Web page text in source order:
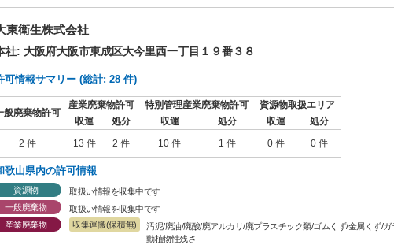
東衛生株式会社
社: 大阪府大阪市東成区大今里西一丁目１９番３８
可情報サマリー (総計: 28 件)
般廃棄物許可
産業廃棄物許可 特別管理産業廃棄物許可
資源物取扱エリア
収運
処分 収運 処分 収運
処分
2 件
13 件 2 件 10 件 1 件 0 件 0 件
歌山県内の許可情報
資源物
取扱い情報を収集中です
一般廃棄物
取扱い情報を収集中です
産業廃棄物
収集運搬(保積無)
汚泥/廃油/廃酸/廃アルカリ/廃プラスチック類/ゴムくず/金属くず/
動植物性残さ